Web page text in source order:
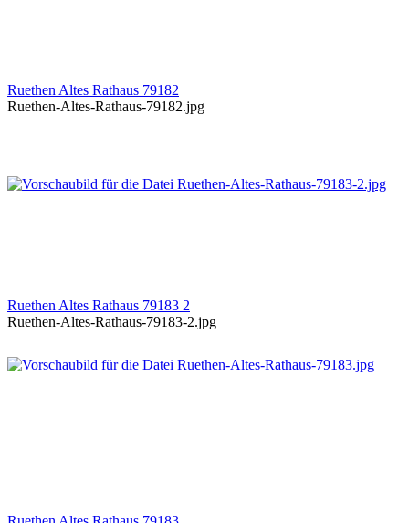
Ruethen Altes Rathaus 79182
Ruethen-Altes-Rathaus-79182.jpg
Ruethen Altes Rathaus 79183 2
Ruethen-Altes-Rathaus-79183-2.jpg